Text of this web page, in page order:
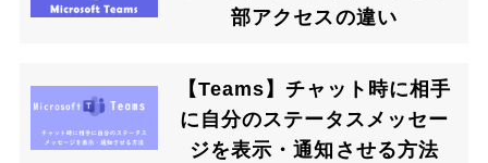
部アクセスの違い
【Teams】チャット時に相手
に自分のステータスメッセー
ジを表示・通知させる方法